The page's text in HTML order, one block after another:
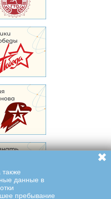
данные в
пребывание
✖